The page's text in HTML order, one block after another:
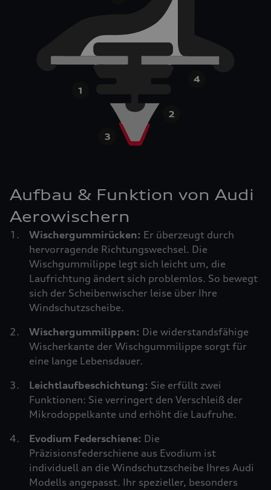
Aufbau & Funktion von Audi
Aerowischern
Wischergummirücken: Er überzeugt durch
hervorragende Richtungswechsel. Die
Wischgummilippe legt sich leicht um, die
Laufrichtung ändert sich problemlos. So bewegt
sich der Scheibenwischer leise über Ihre
Windschutzscheibe.
Wischergummilippen: Die widerstandsfähige
Wischerkante der Wischgummilippe sorgt für
eine lange Lebensdauer.
Leichtlaufbeschichtung: Sie erfüllt zwei
Funktionen: Sie verringert den Verschleiß der
Mikrodoppelkante und erhöht die Laufruhe.
Evodium Federschiene: Die
Präzisionsfederschiene aus Evodium ist
individuell an die Windschutzscheibe Ihres Audi
Modells angepasst. Ihr spezieller, besonders